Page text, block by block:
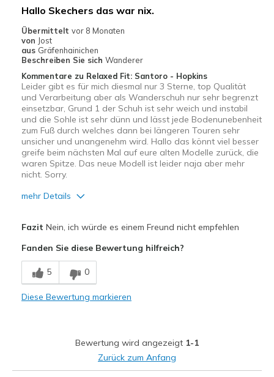
Hallo Skechers das war nix.
Übermittelt vor 8 Monaten
von Jost
aus Gräfenhainichen
Beschreiben Sie sich Wanderer
Kommentare zu Relaxed Fit: Santoro - Hopkins
Leider gibt es für mich diesmal nur 3 Sterne, top Qualität
und Verarbeitung aber als Wanderschuh nur sehr begrenzt
einsetzbar, Grund 1 der Schuh ist sehr weich und instabil
und die Sohle ist sehr dünn und lässt jede Bodenunebenheit
zum Fuß durch welches dann bei längeren Touren sehr
unsicher und unangenehm wird. Hallo das könnt viel besser
greife beim nächsten Mal auf eure alten Modelle zurück, die
waren Spitze. Das neue Modell ist leider naja aber mehr
nicht. Sorry.
mehr Details
Nachteile
Zu dünne Sohle
Passen genau
Größe
Passt genau
Fazit Nein, ich würde es einem Freund nicht empfehlen
Fanden Sie diese Bewertung hilfreich?
5 0
Diese Bewertung markieren
Bewertung wird angezeigt 1-1
Zurück zum Anfang